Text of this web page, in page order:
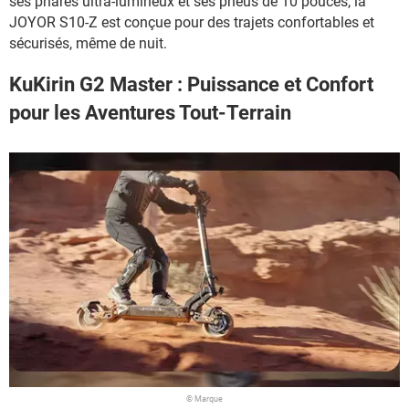
JOYOR S10-Z est conçue pour des trajets confortables et
sécurisés, même de nuit.
KuKirin G2 Master : Puissance et Confort
pour les Aventures Tout-Terrain
© Marque